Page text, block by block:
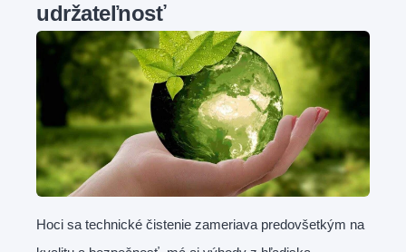
udržateľnosť
Hoci sa technické čistenie zameriava predovšetkým na